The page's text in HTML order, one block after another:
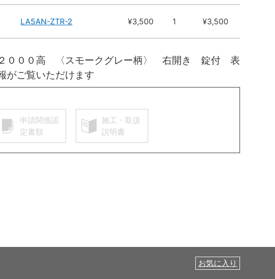
LA5AN-ZTR-2 ¥3,500 1 ¥3,500
００高 〈スモークグレー柄〉 右開き 錠付 表
がご覧いただけます
申請関係認
定書類
施工・取扱
説明書
お気に入り